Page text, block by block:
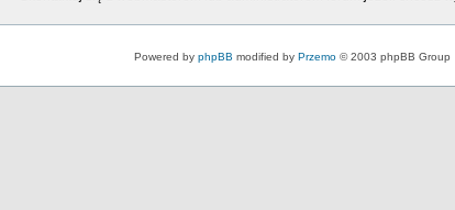
Powered by phpBB modified by Przemo © 2003 phpBB Group